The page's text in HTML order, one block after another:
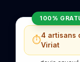
100%
⏱️4 artisans
Viriat